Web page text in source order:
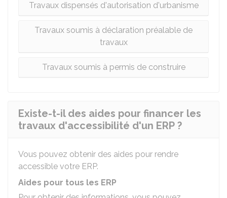
Travaux dispensés d'autorisation d'urbanisme
Travaux soumis à déclaration préalable de
travaux
Travaux soumis à permis de construire
Existe-t-il des aides pour financer les
travaux d'accessibilité d'un ERP ?
Vous pouvez obtenir des aides pour rendre
accessible votre ERP.
Aides pour tous les ERP